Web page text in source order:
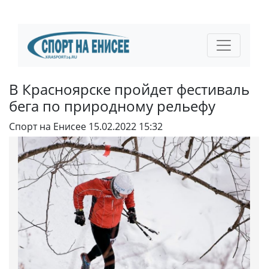
В Красноярске пройдет фестиваль
бега по природному рельефу
Спорт на Енисее 15.02.2022 15:32